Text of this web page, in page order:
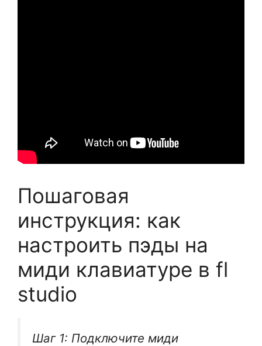
Пошаговая
инструкция: как
настроить пэды на
миди клавиатуре в fl
studio
Шаг 1: Подключите миди